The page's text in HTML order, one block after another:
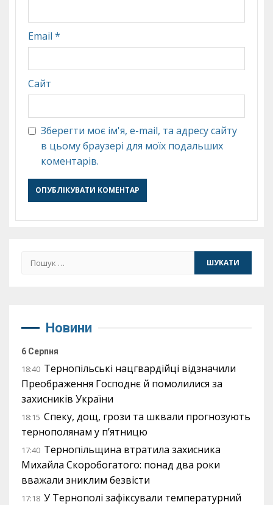
Email *
Сайт
Зберегти моє ім'я, e-mail, та адресу сайту
в цьому браузері для моїх подальших
коментарів.
Пошук:
Новини
6 Серпня
18:40 Тернопільські нацгвардійці відзначили
Преображення Господнє й помолилися за
захисників України
18:15 Спеку, дощ, грози та шквали прогнозують
тернополянам у п’ятницю
17:40 Тернопільщина втратила захисника
Михайла Скоробогатого: понад два роки
вважали зниклим безвісти
17:18 У Тернополі зафіксували температурний